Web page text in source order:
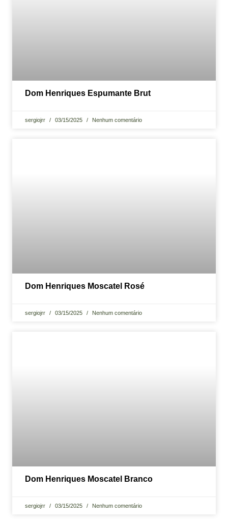
Dom Henriques Espumante Brut
sergiojrr 03/15/2025 Nenhum comentário
Dom Henriques Moscatel Rosé
sergiojrr 03/15/2025 Nenhum comentário
Dom Henriques Moscatel Branco
sergiojrr 03/15/2025 Nenhum comentário